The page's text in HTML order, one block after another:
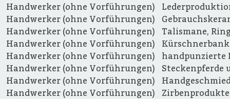
Handwerker (ohne Vorführungen)
Handwerker (ohne Vorführungen)
Handwerker (ohne Vorführungen)
Talismane,
Handwerker (ohne Vorführungen)
Kürschnerbank
Handwerker (ohne Vorführungen)
handpunzierte
Handwerker (ohne Vorführungen)
Steckenpferde
Handwerker (ohne Vorführungen)
Handwerker (ohne Vorführungen)